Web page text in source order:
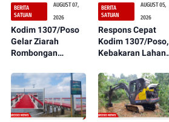
BERITA
SATUAN
AUGUST 07,
2026
Kodim 1307/Poso
Gelar Ziarah
Rombongan
Peringatan HUT
ke-1 Kodam
XXIII/Palaka Wira
BERITA
SATUAN
AUGUST 05,
2026
Respons Cepat
Kodim 1307/Poso,
Kebakaran Lahan
Warga Berhasil
Dipadamkan